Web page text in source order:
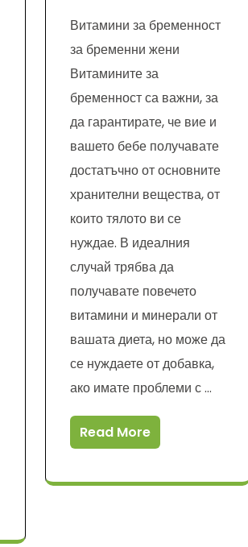
Витамини за бременност
за бременни жени
Витамините за
бременност са важни, за
да гарантирате, че вие и
вашето бебе получавате
достатъчно от основните
хранителни вещества, от
които тялото ви се
нуждае. В идеалния
случай трябва да
получавате повечето
витамини и минерали от
вашата диета, но може да
се нуждаете от добавка,
ако имате проблеми с …
Read More